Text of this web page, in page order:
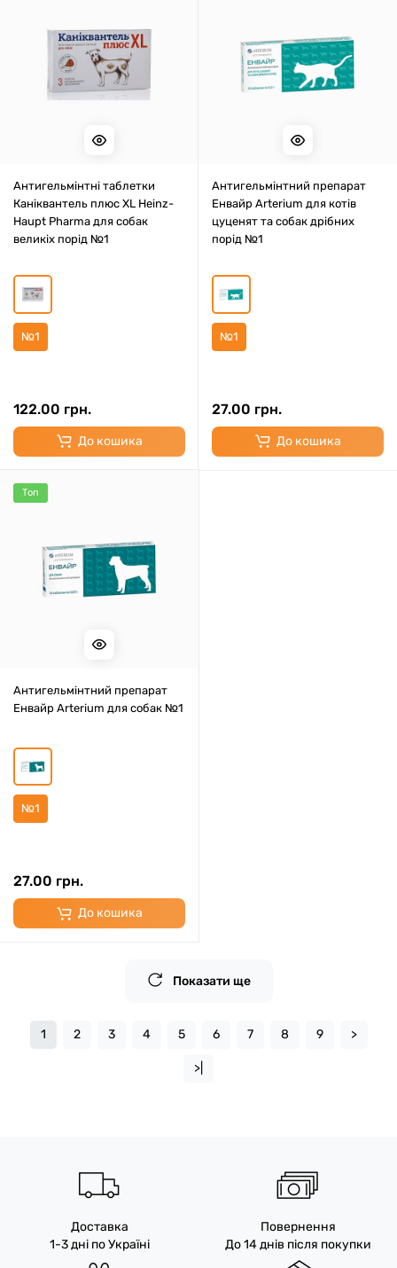
Антигельмінтні таблетки
Каніквантель плюс XL Heinz-
Haupt Pharma для собак
великіх порід №1
№1
122.00 грн.
До кошика
Антигельмінтний препарат
Енвайр Arterium для котів
цуценят та собак дрібних
порід №1
№1
27.00 грн.
До кошика
Топ
Антигельмінтний препарат
Енвайр Arterium для собак №1
№1
27.00 грн.
До кошика
Показати ще
1 2 3 4 5 6 7 8 9 >
>|
Доставка
1-3 дні по Україні
Повернення
До 14 днів після покупки